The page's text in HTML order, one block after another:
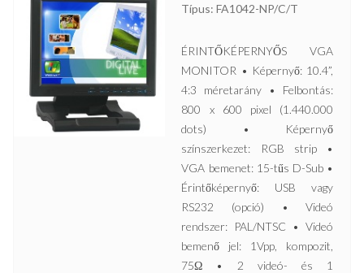
Típus: FA1042-NP/C/T
ÉRINTŐKÉPERNYŐS VGA
MONITOR • Képernyő: 10.4”,
4:3 méretarány • Felbontás:
800 x 600 pixel (1.440.000
dots) • Képernyő
színszerkezet: RGB strip •
VGA bemenet: 15-tűs D-Sub •
Érintőképernyő: USB vagy
RS232 (opció) • Videó
rendszer: PAL/NTSC • Videó
bemenő jel: 1Vpp, kompozit,
75Ω • 2 videó- és 1